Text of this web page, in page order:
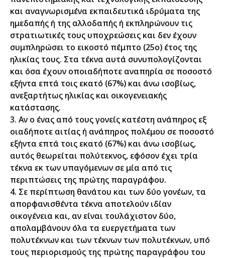
και αναγνωρισμένα εκπαιδευτικά ιδρύματα της
ημεδαπής ή της αλλοδαπής ή εκπληρώνουν τις
στρατιωτικές τους υποχρεώσεις και δεν έχουν
συμπληρώσει το εικοστό πέμπτο (25ο) έτος της
ηλικίας τους. Στα τέκνα αυτά συνυπολογίζονται
και όσα έχουν οποιαδήποτε αναπηρία σε ποσοστό
εξήντα επτά τοις εκατό (67%) και άνω ισοβίως,
ανεξαρτήτως ηλικίας και οικογενειακής
κατάστασης.
3. Αν ο ένας από τους γονείς κατέστη ανάπηρος εξ
οιαδήποτε αιτίας ή ανάπηρος πολέμου σε ποσοστό
εξήντα επτά τοις εκατό (67%) και άνω ισοβίως,
αυτός θεωρείται πολύτεκνος, εφόσον έχει τρία
τέκνα εκ των υπαγόμενων σε μία από τις
περιπτώσεις της πρώτης παραγράφου.
4. Σε περίπτωση θανάτου και των δύο γονέων, τα
απορφανισθέντα τέκνα αποτελούν ιδίαν
οικογένεια και, αν είναι τουλάχιστον δύο,
απολαμβάνουν όλα τα ευεργετήματα των
πολυτέκνων και των τέκνων των πολυτέκνων, υπό
τους περιορισμούς της πρώτης παραγράφου του